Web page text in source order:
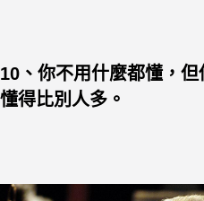
10、你不用什麼都懂，
懂得比別人多。